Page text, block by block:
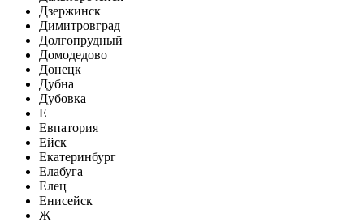
Дзержинск
Димитровград
Долгопрудный
Домодедово
Донецк
Дубна
Дубовка
Е
Евпатория
Ейск
Екатеринбург
Елабуга
Елец
Енисейск
Ж